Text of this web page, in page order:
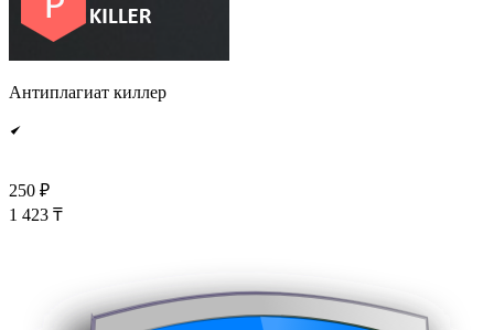
Антиплагиат киллер
250 ₽
1 423 ₸